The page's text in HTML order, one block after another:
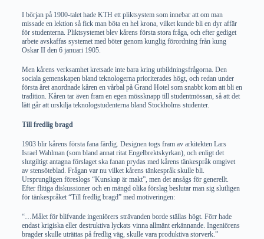
I början på 1900-talet hade KTH ett pliktsystem som innebar att om man
missade en lektion så fick man böta en hel krona, vilket kunde bli en dyr affär
för studenterna. Pliktsystemet blev kårens första stora fråga, och efter gediget
arbete avskaffas systemet med böter genom kunglig förordning från kung
Oskar II den 6 januari 1905.
Men kårens verksamhet kretsade inte bara kring utbildningsfrågorna. Den
sociala gemenskapen bland teknologerna prioriterades högt, och redan under
första året anordnade kåren en vårbal på Grand Hotel som snabbt kom att bli en
tradition. Kåren tar även fram en egen mössknapp till studentmössan, så att det
lätt går att urskilja teknologstudenterna bland Stockholms studenter.
Till fredlig bragd
1903 blir kårens första fana färdig. Designen togs fram av arkitekten Lars
Israel Wahlman (som bland annat ritat Engelbrektskyrkan), och enligt det
slutgiltigt antagna förslaget ska fanan prydas med kårens tänkespråk omgivet
av stensöteblad. Frågan var nu vilket kårens tänkespråk skulle bli.
Ursprungligen föreslogs “Kunskap är makt”, men det ansågs för generellt.
Efter flitiga diskussioner och en mängd olika förslag beslutar man sig slutligen
för tänkespråket “Till fredlig bragd” med motiveringen:
“…Målet för blifvande ingeniörers strävanden borde ställas högt. Förr hade
endast krigiska eller destruktiva lyckats vinna allmänt erkännande. Ingeniörens
bragder skulle uträttas på fredlig väg, skulle vara produktiva storverk.”